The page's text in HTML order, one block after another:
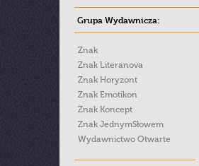
Grupa Wydawnicza:
Znak
Znak Literanova
Znak Horyzont
Znak Emotikon
Znak Koncept
Znak JednymSłowem
Wydawnictwo Otwarte